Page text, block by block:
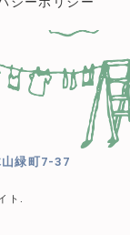
緑町7-37
ト.